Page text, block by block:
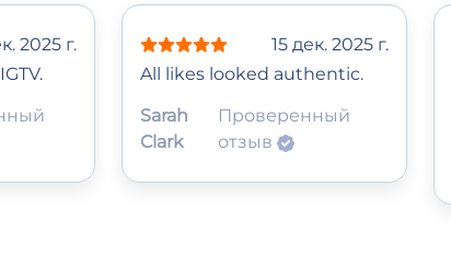
2025 г.
15 дек. 2025 г.
All likes looked authentic.
Sarah
Clark
Проверенный
отзыв